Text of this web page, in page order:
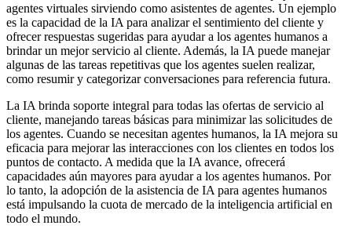
agentes virtuales sirviendo como asistentes de agentes. Un ejemplo
es la capacidad de la IA para analizar el sentimiento del cliente y
ofrecer respuestas sugeridas para ayudar a los agentes humanos a
brindar un mejor servicio al cliente. Además, la IA puede manejar
algunas de las tareas repetitivas que los agentes suelen realizar,
como resumir y categorizar conversaciones para referencia futura.
La IA brinda soporte integral para todas las ofertas de servicio al
cliente, manejando tareas básicas para minimizar las solicitudes de
los agentes. Cuando se necesitan agentes humanos, la IA mejora su
eficacia para mejorar las interacciones con los clientes en todos los
puntos de contacto. A medida que la IA avance, ofrecerá
capacidades aún mayores para ayudar a los agentes humanos. Por
lo tanto, la adopción de la asistencia de IA para agentes humanos
está impulsando la cuota de mercado de la inteligencia artificial en
todo el mundo.